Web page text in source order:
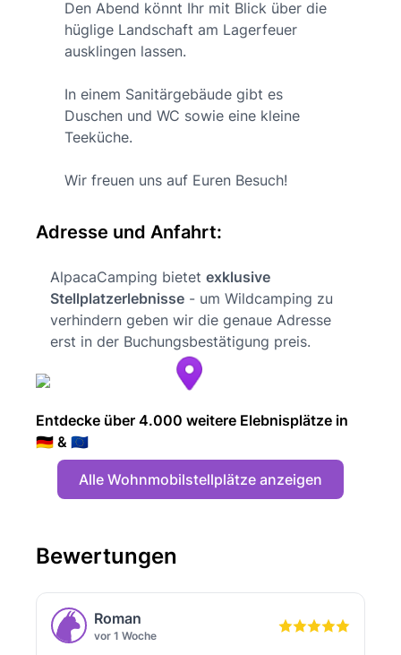
Den Abend könnt Ihr mit Blick über die
hüglige Landschaft am Lagerfeuer
ausklingen lassen.
In einem Sanitärgebäude gibt es
Duschen und WC sowie eine kleine
Teeküche.
Wir freuen uns auf Euren Besuch!
Adresse und Anfahrt:
AlpacaCamping bietet exklusive
Stellplatzerlebnisse - um Wildcamping zu
verhindern geben wir die genaue Adresse
erst in der Buchungsbestätigung preis.
Entdecke über 4.000 weitere Elebnisplätze in
🇩🇪 & 🇪🇺
Alle Wohnmobilstellplätze anzeigen
Bewertungen
Roman
vor 1 Woche